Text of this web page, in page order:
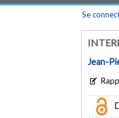
Se
Jean-